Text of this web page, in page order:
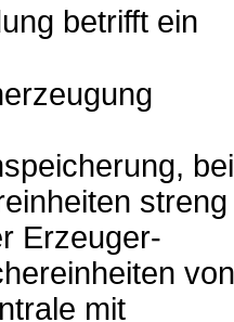
betrifft ein
bei
streng
Erzeuger-
von
mit